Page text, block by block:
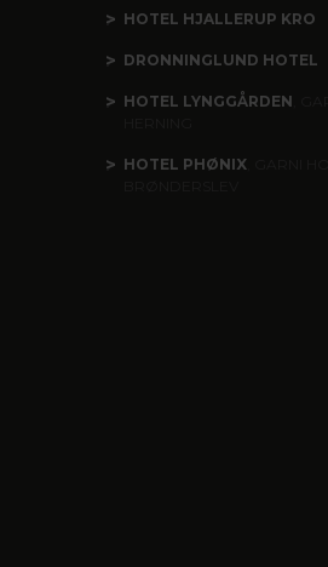
HOTEL HJALLERUP KRO
DRONNINGLUND HOTEL
HOTEL LYNGGÅRDEN
HOTEL PHØNIX